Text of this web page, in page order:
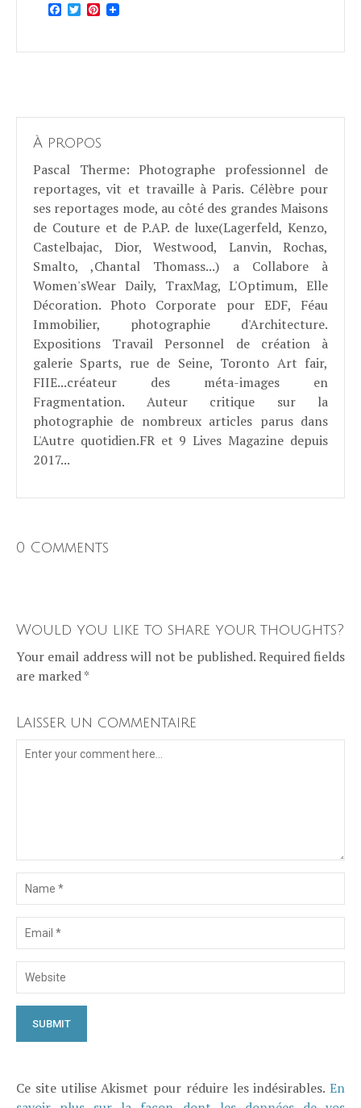
Facebook
TwitterPinterest
À propos
Pascal Therme: Photographe professionnel de
reportages, vit et travaille à Paris. Célèbre pour
ses reportages mode, au côté des grandes Maisons
de Couture et de P.AP. de luxe(Lagerfeld, Kenzo,
Castelbajac, Dior, Westwood, Lanvin, Rochas,
Smalto, ,Chantal Thomass...) a Collabore à
Women'sWear Daily, TraxMag, L'Optimum, Elle
Décoration. Photo Corporate pour EDF, Féau
Immobilier, photographie d'Architecture.
Expositions Travail Personnel de création à
galerie Sparts, rue de Seine, Toronto Art fair,
FIIE...créateur des méta-images en
Fragmentation. Auteur critique sur la
photographie de nombreux articles parus dans
L'Autre quotidien.FR et 9 Lives Magazine depuis
2017...
0 Comments
Would you like to share your thoughts?
Your email address will not be published. Required fields
are marked *
Laisser un commentaire
Ce site utilise Akismet pour réduire les indésirables. En